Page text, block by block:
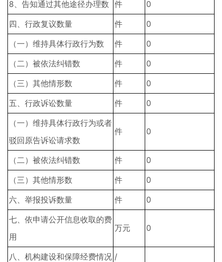
8、告知通过其他途径办理数 件
0
四、行政复议数量
件
0
（一）维持具体行政行为数
件
0
（二）被依法纠错数
件
0
（三）其他情形数
件
0
五、行政诉讼数量
件
0
（一）维持具体行政行为或者
驳回原告诉讼请求数
件 0
（二）被依法纠错数 件
0
（三）其他情形数
件
0
六、举报投诉数量
件
0
七、依申请公开信息收取的费
用
万元 0
八、机构建设和保障经费情况 /